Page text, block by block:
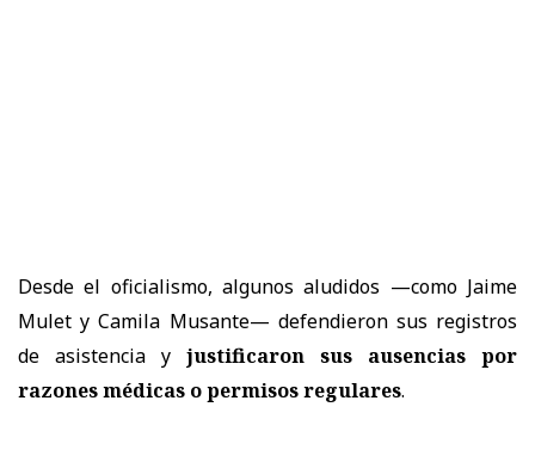
Desde el oficialismo, algunos aludidos —como Jaime
Mulet y Camila Musante— defendieron sus registros
de asistencia y justificaron sus ausencias por
razones médicas o permisos regulares.